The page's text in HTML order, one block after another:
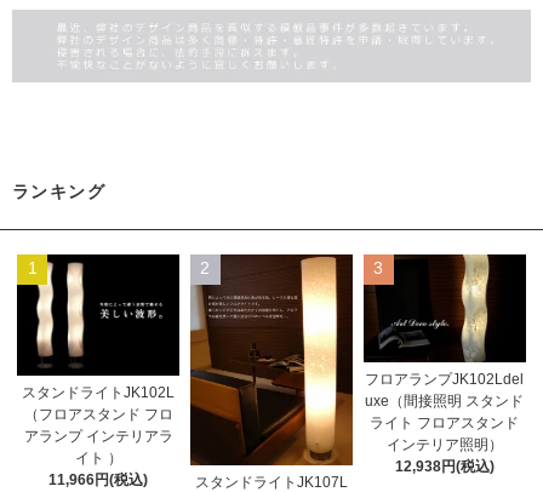
ランキング
1
スタンドライトJK102L
（フロアスタンド フロ
アランプ インテリアラ
イト ）
11,966円(税込)
2
スタンドライトJK107L
3
フロアランプJK102Ldel
uxe（間接照明 スタンド
ライト フロアスタンド
インテリア照明）
12,938円(税込)